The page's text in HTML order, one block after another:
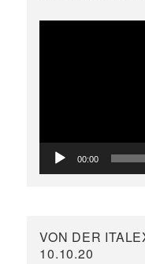
00:00
VON DER
10.10.20